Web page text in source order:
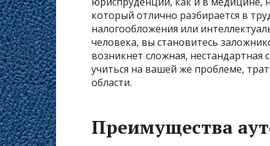
который отлично разбирается в
налогообложения или
человека, вы становитесь
возникнет сложная, нестандартная
учиться на вашей же проблеме,
области.
Преимущества